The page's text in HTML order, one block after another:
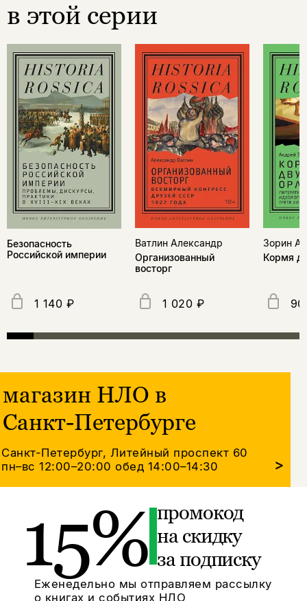
в этой серии
Безопасность
Российской империи
1 140 ₽
Ватлин Александр
Организованный
восторг
1 020 ₽
Зорин
Кормя
магазин НЛО в
Санкт-Петербурге
Санкт-Петербург, Литейный проспект 60
пн–вс 12:00–20:00обед 14:00–14:30 >
15% промокод
на скидку
за подписку
Еженедельно мы отправляем рассылку
о книгах и событиях НЛО